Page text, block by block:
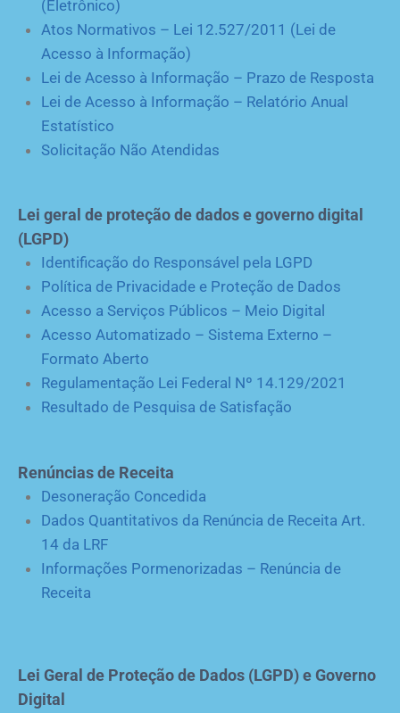
(Eletrônico)
Atos Normativos – Lei 12.527/2011 (Lei de
Acesso à Informação)
Lei de Acesso à Informação – Prazo de Resposta
Lei de Acesso à Informação – Relatório Anual
Estatístico
Solicitação Não Atendidas
Lei geral de proteção de dados e governo digital
(LGPD)
Identificação do Responsável pela LGPD
Política de Privacidade e Proteção de Dados
Acesso a Serviços Públicos – Meio Digital
Acesso Automatizado – Sistema Externo –
Formato Aberto
Regulamentação Lei Federal Nº 14.129/2021
Resultado de Pesquisa de Satisfação
Renúncias de Receita
Desoneração Concedida
Dados Quantitativos da Renúncia de Receita Art.
14 da LRF
Informações Pormenorizadas – Renúncia de
Receita
Lei Geral de Proteção de Dados (LGPD) e Governo
Digital